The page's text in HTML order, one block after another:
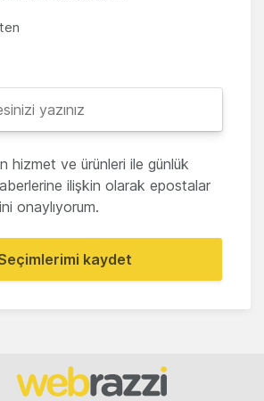
hizmet ve ürünleri ile günlük
ilişkin olarak epostalar
onaylıyorum.
kaydet